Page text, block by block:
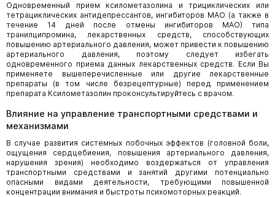
Одновременный прием ксилометазолина и трициклических или
тетрациклических антидепрессантов, ингибиторов МАО (а также в
течение 14 дней после отмены ингибиторов МАО) типа
транилципромина, лекарственных средств, способствующих
повышению артериального давления, может привести к повышению
артериального давления, поэтому следует избегать
одновременного приема данных лекарственных средств. Если Вы
применяете вышеперечисленные или другие лекарственные
препараты (в том числе безрецептурные) перед применением
препарата Ксилометазолин проконсультируйтесь с врачом.
Влияние на управление транспортными средствами и
механизмами
В случае развития системных побочных эффектов (головной боли,
ощущения сердцебиения, повышения артериального давления,
нарушения зрения) необходимо воздержаться от управления
транспортными средствами и занятий другими потенциально
опасными видами деятельности, требующими повышенной
концентрации внимания и быстроты психомоторных реакций.